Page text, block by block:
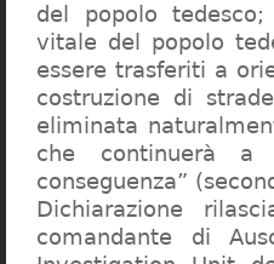
del popolo
vitale del popolo
essere trasferiti a
costruzione di
eliminata
che continuerà a
conseguenza”
Dichiarazione
comandante di